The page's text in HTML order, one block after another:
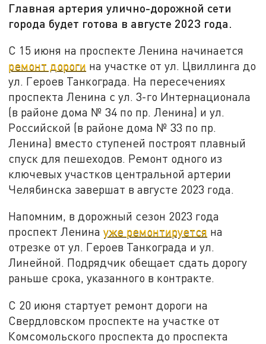
Главная артерия улично-дорожной сети
города будет готова в августе 2023 года.
С 15 июня на проспекте Ленина начинается
ремонт дороги на участке от ул. Цвиллинга до
ул. Героев Танкограда. На пересечениях
проспекта Ленина с ул. 3-го Интернационала
(в районе дома № 34 по пр. Ленина) и ул.
Российской (в районе дома № 33 по пр.
Ленина) вместо ступеней построят плавный
спуск для пешеходов. Ремонт одного из
ключевых участков центральной артерии
Челябинска завершат в августе 2023 года.
Напомним, в дорожный сезон 2023 года
проспект Ленинауже ремонтируется на
отрезке от ул. Героев Танкограда и ул.
Линейной. Подрядчик обещает сдать дорогу
раньше срока, указанного в контракте.
С 20 июня стартует ремонт дороги на
Свердловском проспекте на участке от
Комсомольского проспекта до проспекта